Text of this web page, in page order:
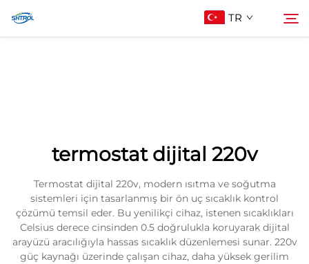
TR
termostat dijital 220v
Termostat dijital 220v, modern ısıtma ve soğutma
sistemleri için tasarlanmış bir ön uç sıcaklık kontrol
çözümü temsil eder. Bu yenilikçi cihaz, istenen sıcaklıkları
Celsius derece cinsinden 0.5 doğrulukla koruyarak dijital
arayüzü aracılığıyla hassas sıcaklık düzenlemesi sunar. 220v
güç kaynağı üzerinde çalışan cihaz, daha yüksek gerilim